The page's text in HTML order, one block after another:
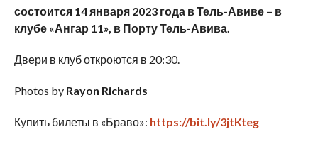
состоится 14 января 2023 года в Тель-Авиве – в
клубе «Ангар 11», в Порту Тель-Авива.
Двери в клуб откроются в 20:30.
Photos byRayon Richards
Купить билеты в «Браво»: https://bit.ly/3jtKteg